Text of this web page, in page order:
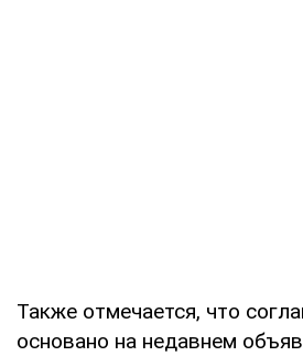
Также отмечается, что
основано на недавнем